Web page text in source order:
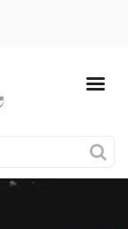
มีการอัพเดตรถใหม่
คนรักรถ
รถแต่ง